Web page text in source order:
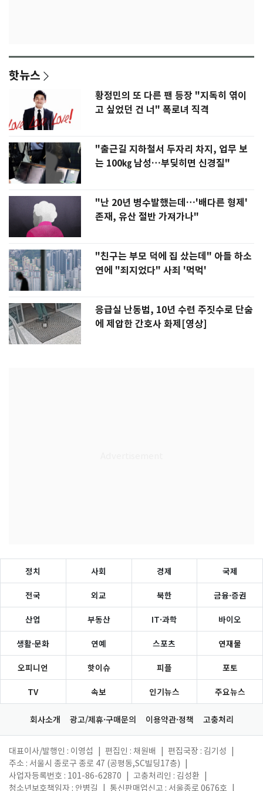
핫뉴스
황정민의 또 다른 팬 등장 "지독히 엮이
고 싶었던 건 너" 폭로녀 직격
"출근길 지하철서 두자리 차지, 업무 보
는 100㎏ 남성…부딪히면 신경질"
"난 20년 병수발했는데…'배다른 형제'
존재, 유산 절반 가져가나"
"친구는 부모 덕에 집 샀는데" 아들 하소
연에 "죄지었다" 사죄 '먹먹'
응급실 난동범, 10년 수련 주짓수로 단숨
에 제압한 간호사 화제[영상]
정치 사회 경제 국제
전국 외교 북한 금융·증권
산업 부동산 IT·과학 바이오
생활·문화 연예 스포츠 연재물
오피니언 핫이슈 피플 포토
TV 속보 인기뉴스 주요뉴스
회사소개 광고/제휴·구매문의 이용약관·정책 고충처리
대표이사/발행인 : 이영섭 편집인 : 채원배 편집국장 : 김기성
주소 : 서울시 종로구 종로 47 (공평동,SC빌딩17층)
사업자등록번호 : 101-86-62870
고충처리인 : 김성환
청소년보호책임자 : 안병길
통신판매업신고 : 서울종로 0676호